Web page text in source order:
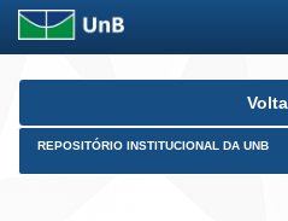
Skip
REPOSITÓRIO INSTITUCIONAL DA UNB